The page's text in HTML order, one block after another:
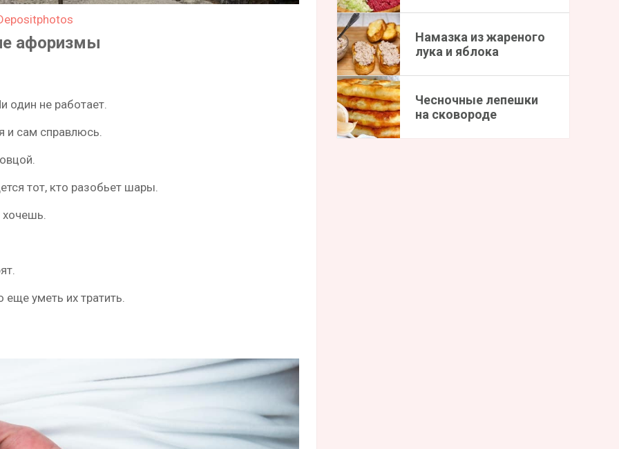
афоризмы
один не работает.
и сам справлюсь.
тот, кто разобьет шары.
уметь их тратить.
Намазка из жареного
лука и яблока
Чесночные лепешки
на сковороде